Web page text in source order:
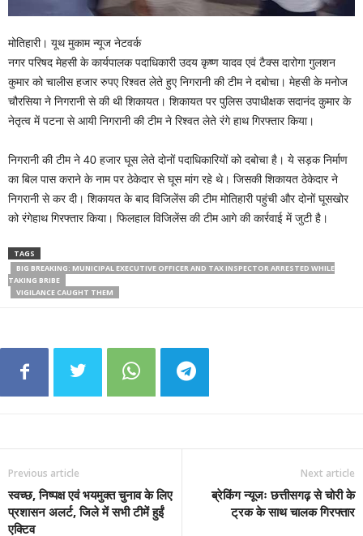
मोतिहारी। यूथ मुकाम न्यूज नेटवर्क
नगर परिषद मेहसी के कार्यपालक पदाधिकारी उदय कृष्ण यादव एवं टैक्स दारोगा गुलशन
कुमार को चालीस हजार रुपए रिश्वत लेते हुए निगरानी की टीम ने दबोचा। मेहसी के मनोज
चौरसिया ने निगरानी से की थी शिकायत। शिकायत पर पुलिस उपाधीक्षक सदानंद कुमार के
नेतृत्व में पटना से आयी निगरानी की टीम ने रिश्वत लेते रंगे हाथ गिरफ्तार किया।
निगरानी की टीम ने 40 हजार घूस लेते दोनों पदाधिकारियों को दबोचा है। ये सड़क निर्माण
का बिल पास कराने के नाम पर ठेकेदार से घूस मांग रहे थे। जिसकी शिकायत ठेकेदार ने
निगरानी से कर दी। शिकायत के बाद विजिलेंस की टीम मोतिहारी पहुंची और दोनों घूसखोर
को रंगेहाथ गिरफ्तार किया। फिलहाल विजिलेंस की टीम आगे की कार्रवाई में जुटी है।
TAGS
BIG BREAKING: MUNICIPAL EXECUTIVE OFFICER AND TAX INSPECTOR ARRESTED WHILE
TAKING BRIBE
VIGILANCE CAUGHT THEM
Previous article
स्वच्छ, निष्पक्ष एवं भयमुक्त चुनाव के लिए
प्रशासन अलर्ट, जिले में सभी टीमें हुईं
एक्टिव
Next article
ब्रेकिंग न्यूजः छत्तीसगढ़ से चोरी के
ट्रक के साथ चालक गिरफ्तार